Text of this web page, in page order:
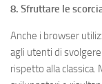
8. Sfruttare le
Anche i browser
agli utenti di
rispetto alla